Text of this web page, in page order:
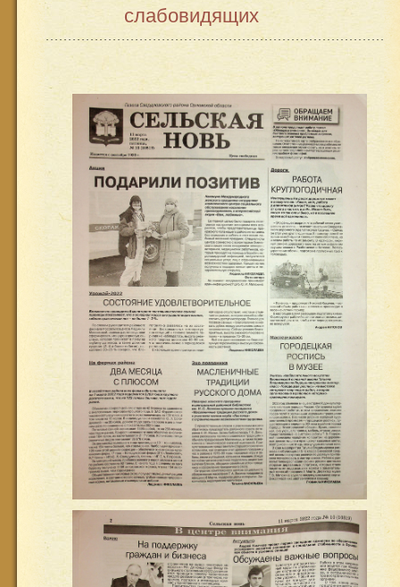
слабовидящих